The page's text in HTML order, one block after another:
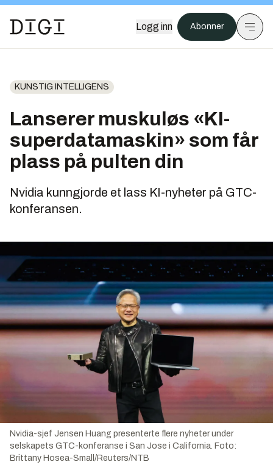
Logg inn Abonner
KUNSTIG INTELLIGENS
Lanserer muskuløs «KI-
superdatamaskin» som får
plass på pulten din
Nvidia kunngjorde et lass KI-nyheter på GTC-
konferansen.
Nvidia-sjef Jensen Huang presenterte flere nyheter under
selskapets GTC-konferanse i San Jose i California. Foto:
Brittany Hosea-Small/Reuters/NTB